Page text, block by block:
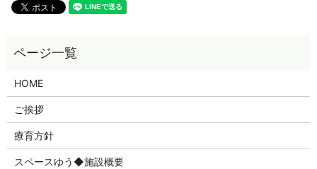
HOME
ご挨拶
療育方針
スペースゆう◆施設概要